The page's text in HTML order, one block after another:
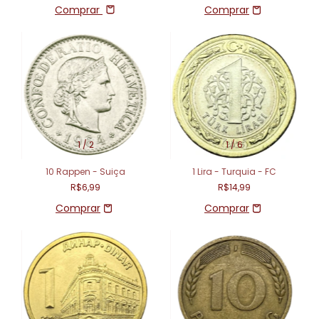
Comprar
1/2
10 Rappen - Suiça
R$6,99
1/6
1 Lira - Turquia - FC
R$14,99